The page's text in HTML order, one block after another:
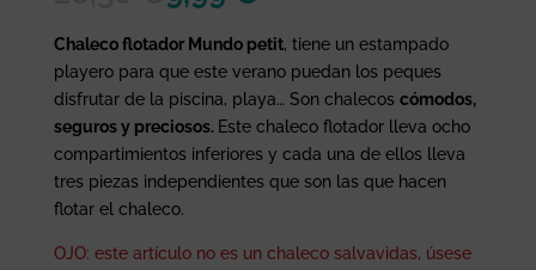
Chaleco flotador Mundo petit, tiene un estampado
playero para que este verano puedan los peques
disfrutar de la piscina, playa… Son chalecos cómodos,
seguros y preciosos. Este chaleco flotador lleva ocho
compartimientos inferiores y cada una de ellos lleva
tres piezas independientes que son las que hacen
flotar el chaleco.
OJO: este artículo no es un chaleco salvavidas, úsese